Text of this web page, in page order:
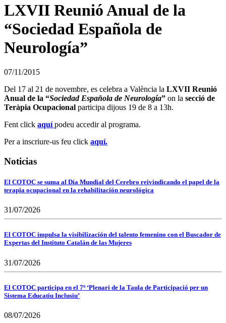
LXVII Reunió Anual de la
“Sociedad Española de
Neurología”
07/11/2015
Del 17 al 21 de novembre, es celebra a València la LXVII Reunió
Anual de la “Sociedad Española de Neurología” on la secció de
Teràpia Ocupacional participa dijous 19 de 8 a 13h.
Fent click aquípodeu accedir al programa.
Per a inscriure-us feu click aquí.
Noticias
El COTOC se suma al Día Mundial del Cerebro reivindicando el papel de la
terapia ocupacional en la rehabilitación neurológica
31/07/2026
El COTOC impulsa la visibilización del talento femenino con el Buscador de
Expertas del Instituto Catalán de las Mujeres
31/07/2026
El COTOC participa en el 7º ‘Plenari de la Taula de Participació per un
Sistema Educatiu Inclusiu’
08/07/2026